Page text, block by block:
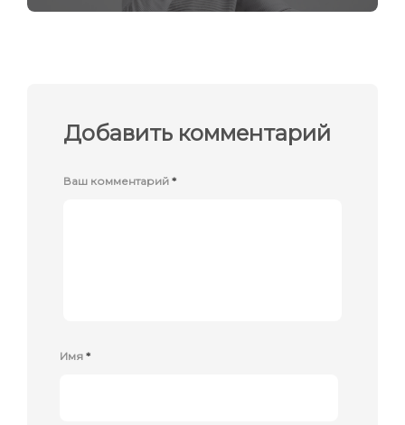
Добавить комментарий
Ваш комментарий *
Имя *